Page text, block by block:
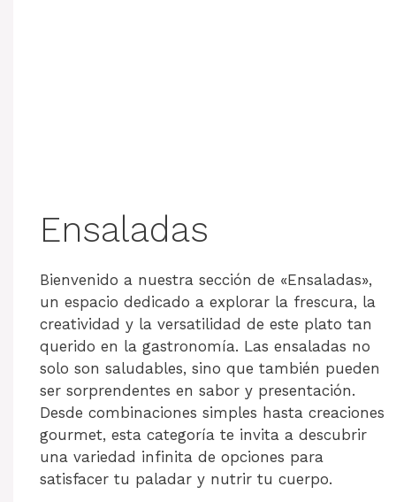
Ensaladas
Bienvenido a nuestra sección de «Ensaladas»,
un espacio dedicado a explorar la frescura, la
creatividad y la versatilidad de este plato tan
querido en la gastronomía. Las ensaladas no
solo son saludables, sino que también pueden
ser sorprendentes en sabor y presentación.
Desde combinaciones simples hasta creaciones
gourmet, esta categoría te invita a descubrir
una variedad infinita de opciones para
satisfacer tu paladar y nutrir tu cuerpo.